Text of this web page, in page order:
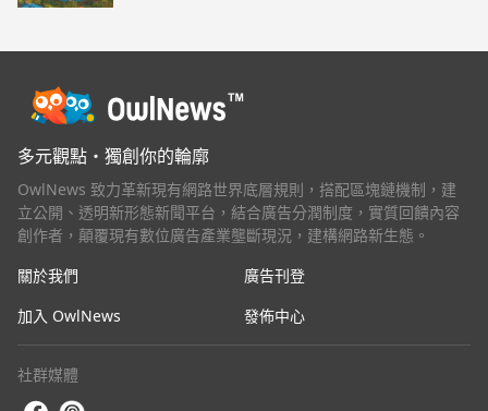
多元觀點・獨創你的輪廓
OwlNews 致力革新現有網路世界底層規則，搭配區塊鏈機制，建
立公開、透明新形態新聞平台，結合廣告分潤制度，實質回饋內容
創作者，顛覆現有數位廣告產業壟斷現況，建構網路新生態。
關於我們
廣告刊登
加入 OwlNews
發佈中心
社群媒體